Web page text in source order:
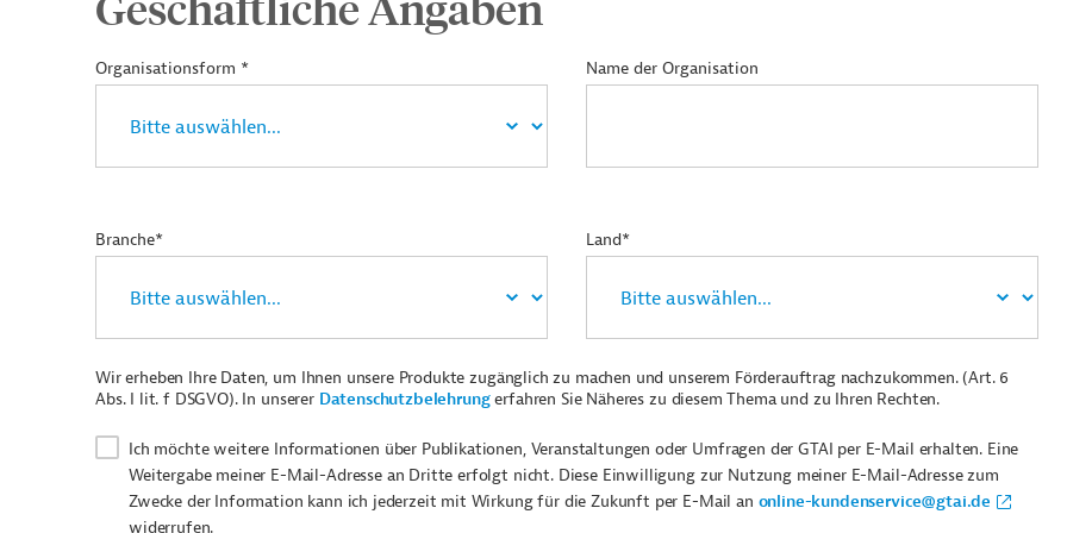
Organisationsform * Name der Organisation
Branche* Land*
Wir erheben Ihre Daten, um Ihnen unsere Produkte zugänglich zu machen und unserem Förderauftrag nachzukommen. (Art. 6
Abs. I lit. f DSGVO). In unserer Datenschutzbelehrungerfahren Sie Näheres zu diesem Thema und zu Ihren Rechten.
Ich möchte weitere Informationen über Publikationen, Veranstaltungen oder Umfragen der GTAI per E-Mail erhalten. Eine
Weitergabe meiner E-Mail-Adresse an Dritte erfolgt nicht. Diese Einwilligung zur Nutzung meiner E-Mail-Adresse zum
Zwecke der Information kann ich jederzeit mit Wirkung für die Zukunft per E-Mail an online-kundenservice@gtai.de
widerrufen.